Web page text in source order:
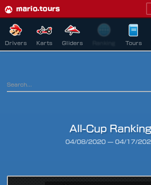
mario.tours
Drivers Karts Gliders Tours
All-Cup Ranking
04/08/2020— 04/17/